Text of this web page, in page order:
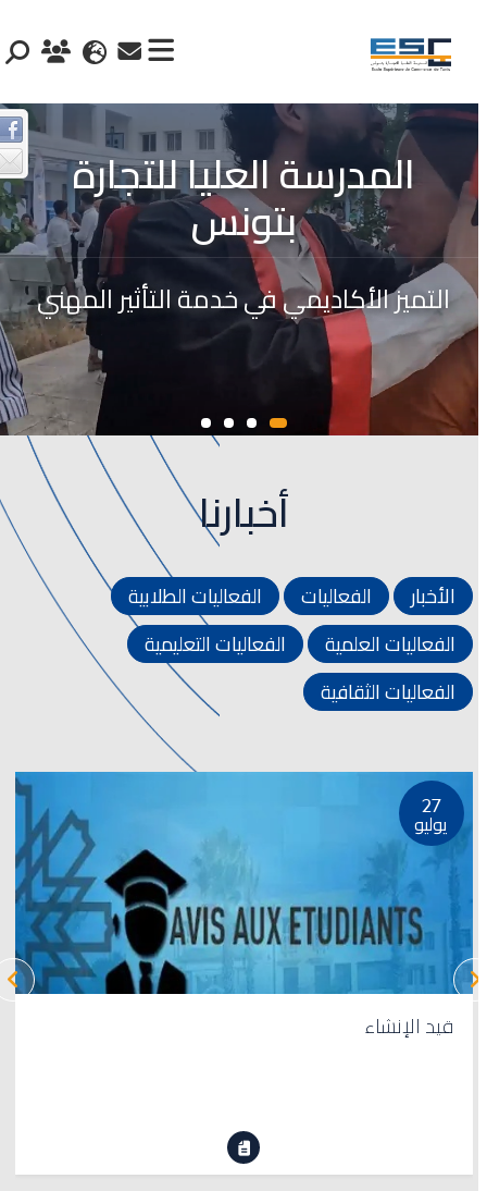
المدرسة العليا للتجارة
بتونس
التميز الأكاديمي في خدمة التأثير المهني
أخبارنا
الأخبار الفعاليات
الفعاليات الطلابية
الفعاليات العلمية
الفعاليات التعليمية
الفعاليات الثقافية
27
يوليو
قيد الإنشاء